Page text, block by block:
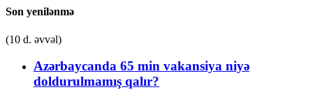
Son yenilənmə
(10 d. əvvəl)
Azərbaycanda 65 min vakansiya niyə
doldurulmamış qalır?